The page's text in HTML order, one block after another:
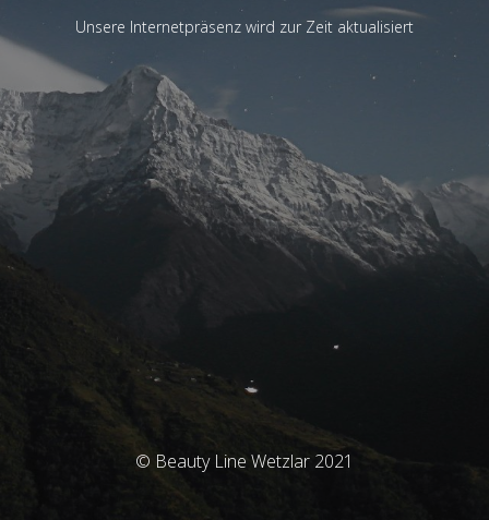
Unsere Internetpräsenz wird zur Zeit aktualisiert
© Beauty Line Wetzlar 2021